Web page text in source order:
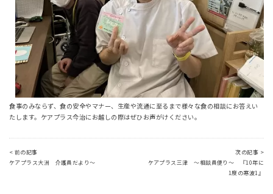
食事のみならず、食の安全やマナー、生産や流通に至るまで様々な食の相談にお答えい
たします。ケアプラス今治にお越しの際はぜひお声がけください。
< 前の記事
ケアプラス大洲 介護員だより～
次の記事 >
ケアプラス三津 ～相談員便り～ 『10年に
1度の寒波1』